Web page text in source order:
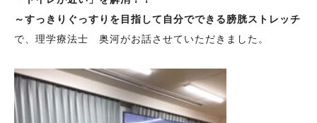
～すっきりぐっすりを目指して自分でできる膀胱ストレッチ
で、理学療法士 奥河がお話させていただきました。